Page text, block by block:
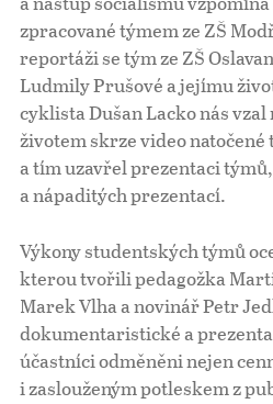
zpracované týmem ze ZŠ
reportáži se tým ze ZŠ
Ludmily Prušové a jejímu
cyklista Dušan Lacko nás
životem skrze video natočené
a tím uzavřel prezentaci
a nápaditých prezentací.
Výkony studentských týmů
kterou tvořili pedagožka
Marek Vlha a novinář Petr
dokumentaristické a
účastníci odměněni nejen
i zaslouženým potleskem z